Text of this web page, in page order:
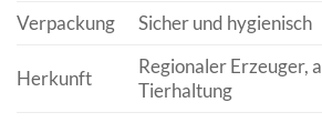
Verpackung
Sicher und hygienisch
Herkunft
Regionaler Erzeuger,
Tierhaltung